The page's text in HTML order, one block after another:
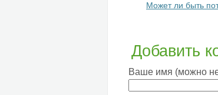
Может ли быть
Добавить
Ваше имя (можно